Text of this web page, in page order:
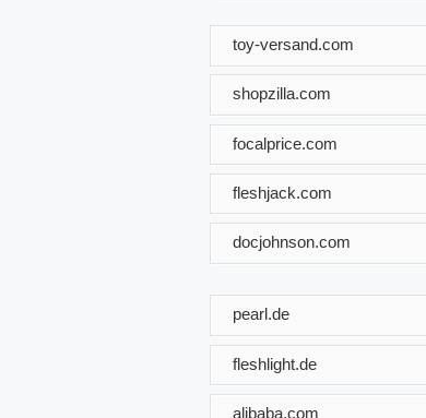
toy-versand.com
shopzilla.com
focalprice.com
fleshjack.com
docjohnson.com
pearl.de
fleshlight.de
alibaba.com